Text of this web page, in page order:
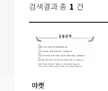
검색결과 총 1 건
마켓